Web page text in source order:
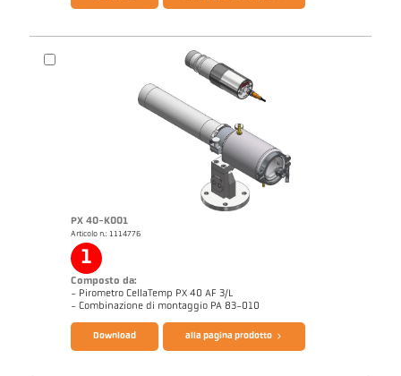
PX 40-K001
Articolo n.: 1114776
1
Composto da:
- Pirometro CellaTemp PX 40 AF 3/L
- Combinazione di montaggio PA 83-010
Catalogo CellaTemp PX Questionario per pirometri ad infrarossi
Download alla pagina prodotto